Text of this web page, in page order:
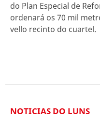
do Plan Especial de
ordenará os 70 mil
vello recinto do cuartel.
NOTICIAS DO LUNS